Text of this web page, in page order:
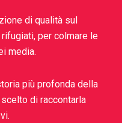
di qualità sul
per colmare le
media.
più profonda della
di raccontarla